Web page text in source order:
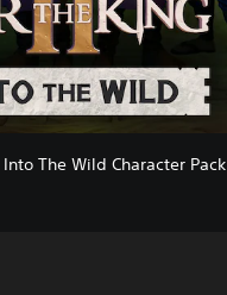
The Wild Character Pack